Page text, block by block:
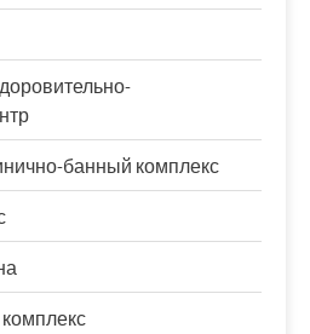
банный комплекс